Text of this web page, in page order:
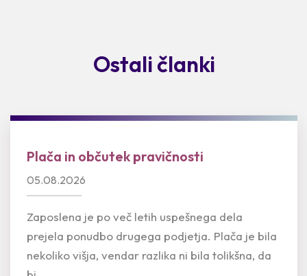
Ostali članki
Plača in občutek pravičnosti
05.08.2026
Zaposlena je po več letih uspešnega dela
prejela ponudbo drugega podjetja. Plača je bila
nekoliko višja, vendar razlika ni bila tolikšna, da